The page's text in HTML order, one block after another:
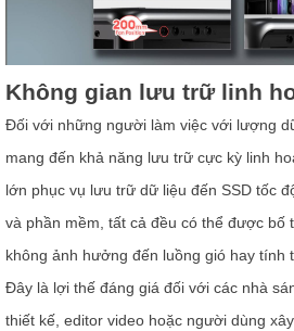
Không gian lưu trữ linh
Đối với những người làm việc với lượng
mang đến khả năng lưu trữ cực kỳ linh
lớn phục vụ lưu trữ dữ liệu đến SSD tốc
và phần mềm, tất cả đều có thể được bố
không ảnh hưởng đến luồng gió hay tính
Đây là lợi thế đáng giá đối với các nhà
thiết kế, editor video hoặc người dùng